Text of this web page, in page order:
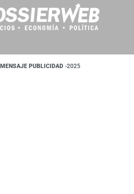
MENSAJE PUBLICIDAD -2025